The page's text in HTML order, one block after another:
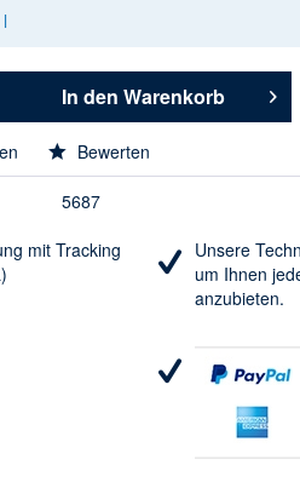
In den Warenkorb
Bewerten
5687
mit Tracking
Unsere
um Ihnen
anzubieten.